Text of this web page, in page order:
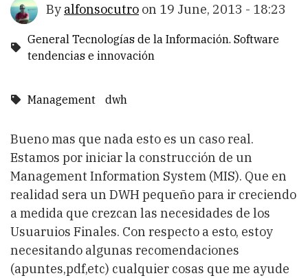
By alfonsocutro on 19 June, 2013 - 18:23
General Tecnologías de la Información. Software
tendencias e innovación
Management dwh
Bueno mas que nada esto es un caso real.
Estamos por iniciar la construcción de un
Management Information System (MIS). Que en
realidad sera un DWH pequeño para ir creciendo
a medida que crezcan las necesidades de los
Usuaruios Finales. Con respecto a esto, estoy
necesitando algunas recomendaciones
(apuntes,pdf,etc) cualquier cosas que me ayude